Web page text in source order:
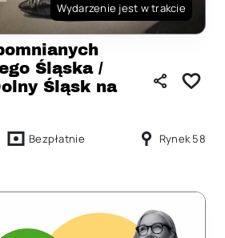
Wydarzenie jest w trakcie
Śląska /
Śląsk na
Bezpłatnie Rynek 58